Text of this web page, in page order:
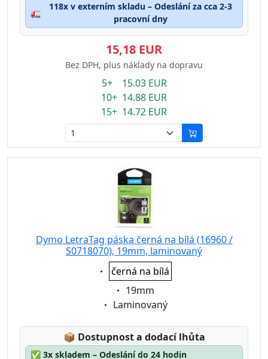
🚛
118x v externím skladu – Odeslání za cca 2-3
pracovní dny
15,18 EUR
Bez DPH, plus náklady na dopravu
5+ 15.03 EUR
10+ 14.88 EUR
15+ 14.72 EUR
Dymo LetraTag páska černá na bílá (16960 /
S0718070), 19mm, laminovaný
Eigenschaft:
černá na bílá
Eigenschaft:
19mm
Eigenschaft:
Laminovaný
📦 Lagerstatus:
Dostupnost a dodací lhůta
✅ 3x skladem – Odeslání do 24 hodin